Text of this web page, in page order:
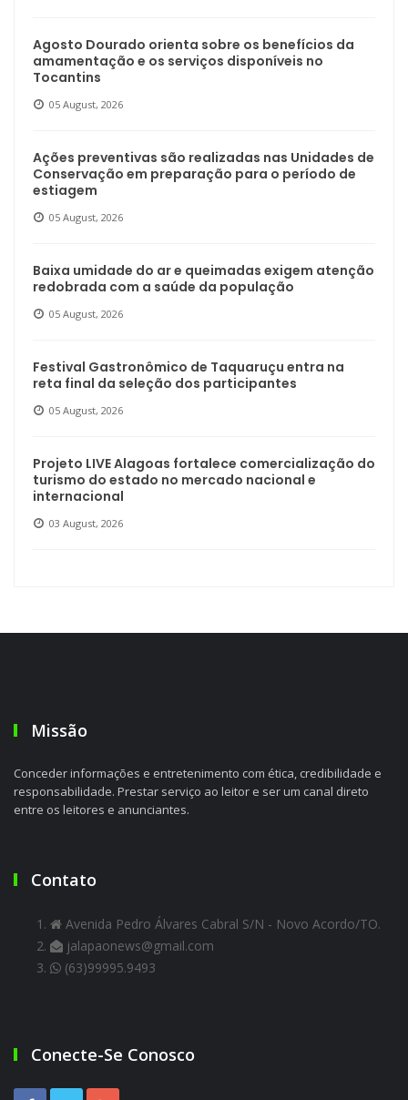
Agosto Dourado orienta sobre os benefícios da
amamentação e os serviços disponíveis no
Tocantins
05 August, 2026
Ações preventivas são realizadas nas Unidades de
Conservação em preparação para o período de
estiagem
05 August, 2026
Baixa umidade do ar e queimadas exigem atenção
redobrada com a saúde da população
05 August, 2026
Festival Gastronômico de Taquaruçu entra na
reta final da seleção dos participantes
05 August, 2026
Projeto LIVE Alagoas fortalece comercialização do
turismo do estado no mercado nacional e
internacional
03 August, 2026
Missão
Conceder informações e entretenimento com ética, credibilidade e
responsabilidade. Prestar serviço ao leitor e ser um canal direto
entre os leitores e anunciantes.
Contato
Avenida Pedro Álvares Cabral S/N - Novo Acordo/TO.
jalapaonews@gmail.com
(63)99995.9493
Conecte-Se Conosco